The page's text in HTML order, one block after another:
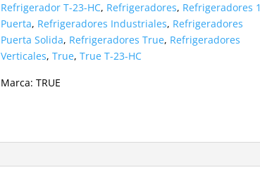
Refrigerador T-23-HC, Refrigeradores, Refrigeradores 1
Puerta, Refrigeradores Industriales, Refrigeradores
Puerta Solida, Refrigeradores True, Refrigeradores
Verticales,True,True T-23-HC
Marca:TRUE